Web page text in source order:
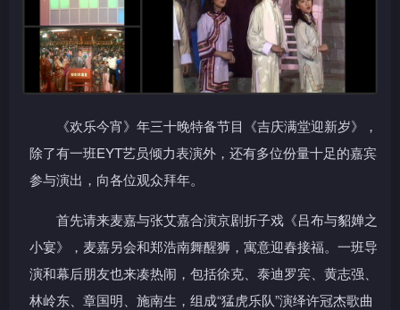
《欢乐今宵》年三十晚特备节目《吉庆满堂迎新岁》，
除了有一班EYT艺员倾力表演外，还有多位份量十足的嘉宾
参与演出，向各位观众拜年。
首先请来麦嘉与张艾嘉合演京剧折子戏《吕布与貂婵之
小宴》，麦嘉另会和郑浩南舞醒狮，寓意迎春接福。一班导
演和幕后朋友也来凑热闹，包括徐克、泰迪罗宾、黄志强、
林岭东、章国明、施南生，组成“猛虎乐队”演绎许冠杰歌曲